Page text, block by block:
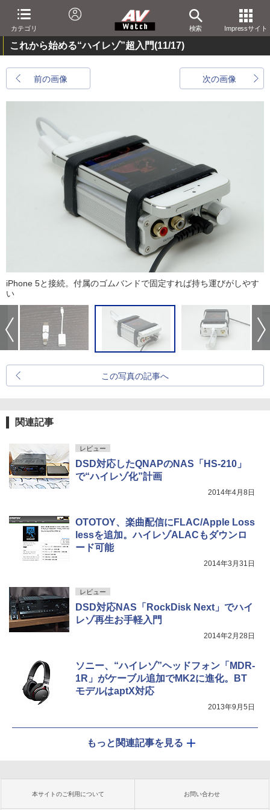
カテゴリ 検索 Impressサイト
これから始める“ハイレゾ”超入門(11/17)
前の画像 次の画像
iPhone 5と接続。付属のゴムバンドで固定すれば持ち運びがしやす
い
この写真の記事へ
関連記事
レビュー
DSD対応したQNAPのNAS「HS-210」
で“ハイレゾ化”計画
2014年4月8日
OTOTOY、楽曲配信にFLAC/Apple Loss
lessを追加。ハイレゾALACもダウンロ
ード可能
2014年3月31日
レビュー
DSD対応NAS「RockDisk Next」でハイ
レゾ再生お手軽入門
2014年2月28日
ソニー、“ハイレゾ”ヘッドフォン「MDR-
1R」がケーブル追加でMK2に進化。BT
モデルはaptX対応
2013年9月5日
もっと関連記事を見る
本サイトのご利用について お問い合わせ